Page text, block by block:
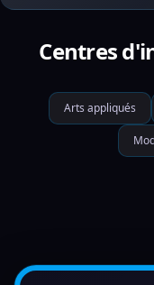
Centres
Arts appliqués